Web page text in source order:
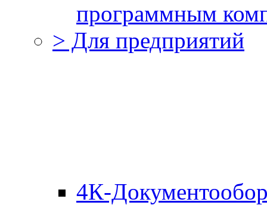
программным
> Для предприятий
4К-